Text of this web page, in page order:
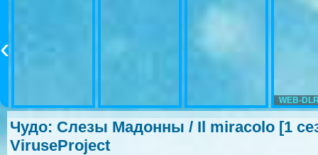
WEB-
Чудо: Слезы Мадонны / Il miracolo [1
ViruseProject